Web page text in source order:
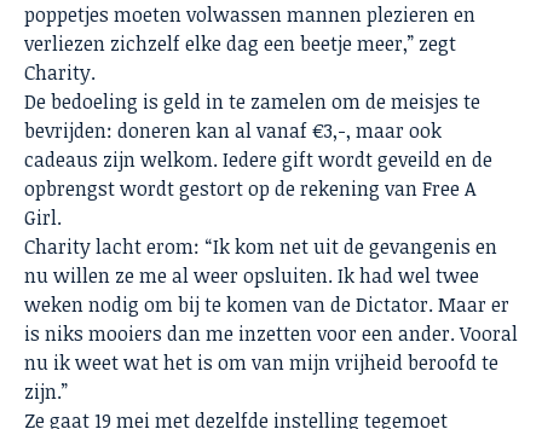
poppetjes moeten volwassen mannen plezieren en
verliezen zichzelf elke dag een beetje meer,” zegt
Charity.
De bedoeling is geld in te zamelen om de meisjes te
bevrijden: donerenkan al vanaf €3,-, maar ook
cadeaus zijn welkom. Iedere gift wordt geveild en de
opbrengst wordt gestort op de rekening van Free A
Girl.
Charity lacht erom: “Ik kom net uit de gevangenis en
nu willen ze me al weer opsluiten. Ik had wel twee
weken nodig om bij te komen van de Dictator. Maar er
is niks mooiers dan me inzetten voor een ander. Vooral
nu ik weet wat het is om van mijn vrijheid beroofd te
zijn.”
Ze gaat 19 mei met dezelfde instelling tegemoet